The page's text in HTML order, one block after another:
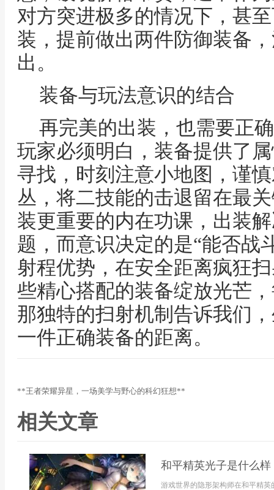
对方突进极多的情况下，甚
装，提前做出两件防御装备
出。
装备与玩法意识的结合
再完美的出装，也需要正
玩家必须明白，装备提供了
寻找，时刻注意小地图，谨
丛，将二技能的击退留在最
装更重要的内在功课，出装
题，而意识决定的是“能否战
射程优势，在安全距离疯狂
些精心搭配的装备绽放光芒
那独特的扫射机制告诉我们
一件正确装备的距离。
**王者荣耀异星，一场美学与野心的科幻狂想**
相关文章
和平精英光子是什么
游戏世界的隐形架构师在和平精